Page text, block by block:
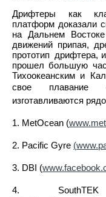
Дрифтеры как
платформ доказали
на Дальнем
движений припая,
прототип дрифтера,
прошел большую
Тихоокеанским и
свое плавание
изготавливаются
1. MetOcean (
2. Pacific Gyre (
3. DBI (
4. SouthTEK